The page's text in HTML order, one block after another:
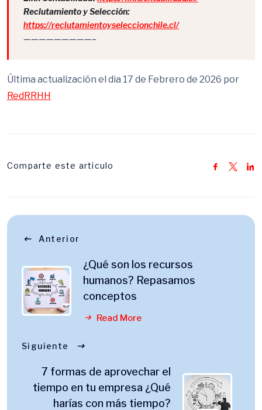
Reclutamiento y Selección:
https://reclutamientoyseleccionchile.cl/
—————————–
Última actualización el dia 17 de Febrero de 2026 por
RedRRHH
Comparte este articulo
Anterior
¿Qué son los recursos
humanos? Repasamos
conceptos
Read More
Siguiente
7 formas de aprovechar el
tiempo en tu empresa ¿Qué
harías con más tiempo?